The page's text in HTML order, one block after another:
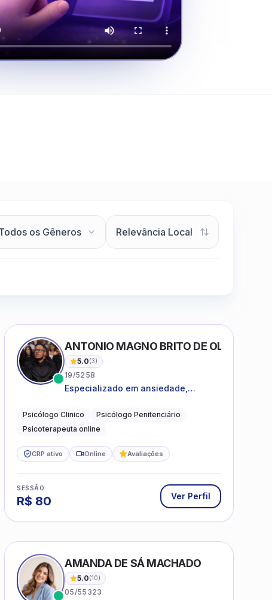
ANTONIO MAGNO BRITO DE OLIVEIRA
5.0(3)
19/5258
Especializado em ansiedade,
conflitos familiares e questões
comportamentais.
Psicólogo Clinico
Psicólogo Penitenciário
Psicoterapeuta online
CRP ativo Online Avaliações
SESSÃO
R$ 80 Ver Perfil
AMANDA DE SÁ MACHADO
5.0(10)
05/55323